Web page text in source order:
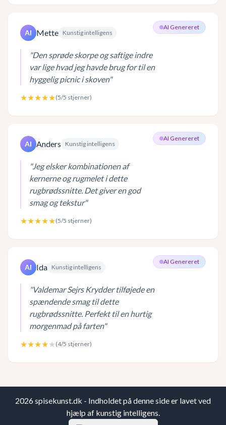
AI Genereret
AI Mette Kunstig intelligens
"Den sprøde skorpe og saftige indre
var lige hvad jeg havde brug for til en
hyggelig picnic i skoven"
★★★★★(5/5 stjerner)
AI Genereret
AI Anders Kunstig intelligens
"Jeg elsker kombinationen af
kernerne og rugmelet i dette
rugbrødssnitte. Det giver en god
smag og tekstur"
★★★★★(5/5 stjerner)
AI Genereret
AI Ida Kunstig intelligens
"Valdemar Sejrs Krydder tilføjede en
spændende smag til dette
rugbrødssnitte. Perfekt til en hurtig
morgenmad på farten"
★★★★★ (4/5 stjerner)
2026spisekunst.dk - Indholdet på denne side er lavet ved
hjælp af kunstig intelligens.